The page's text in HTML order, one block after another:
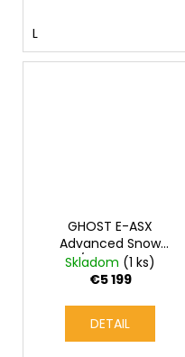
L
GHOST E-ASX
Advanced Snow
Blue/Shadow Grey
Skladom (1 ks)
€5 199
DETAIL